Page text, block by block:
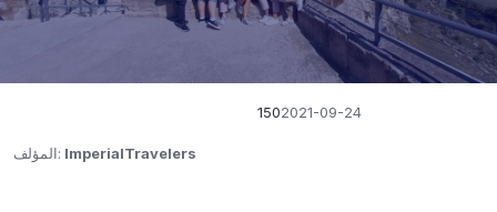
1502021-09-24
المؤلف: ImperialTravelers